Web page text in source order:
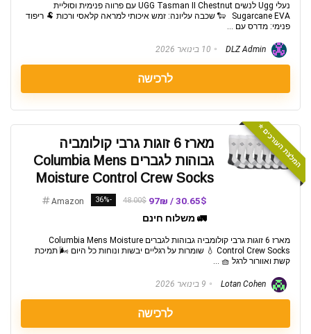
נעלי Ugg לנשים UGG Tasman II Chestnut עם פרווה פנימית וסוליית
Sugarcane EVA 🐑 שכבה עליונה: זמש איכותי למראה קלאסי ורכות 🐏 ריפוד
פנימי: מדרס עם ...
10 בינואר 2026
לרכישה
המלצת העורכים ⭐️
מארז 6 זוגות גרבי קולומביה
גבוהות לגברים Columbia Mens
Moisture Control Crew Socks
30.65$ / 97₪
48.00$
-36%
Amazon
🚛 משלוח חינם
מארז 6 זוגות גרבי קולומביה גבוהות לגברים Columbia Mens Moisture
Control Crew Socks 💧 שומרות על רגליים יבשות ונוחות כל היום 🌬️ תמיכת
קשת ואוורור לרגל 🧺 ...
9 בינואר 2026
לרכישה